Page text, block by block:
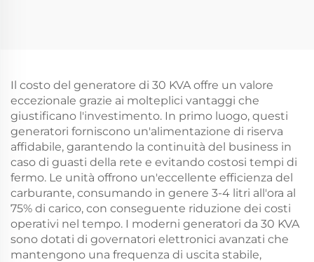
Il costo del generatore di 30 KVA offre un valore
eccezionale grazie ai molteplici vantaggi che
giustificano l'investimento. In primo luogo, questi
generatori forniscono un'alimentazione di riserva
affidabile, garantendo la continuità del business in
caso di guasti della rete e evitando costosi tempi di
fermo. Le unità offrono un'eccellente efficienza del
carburante, consumando in genere 3-4 litri all'ora al
75% di carico, con conseguente riduzione dei costi
operativi nel tempo. I moderni generatori da 30 KVA
sono dotati di governatori elettronici avanzati che
mantengono una frequenza di uscita stabile,